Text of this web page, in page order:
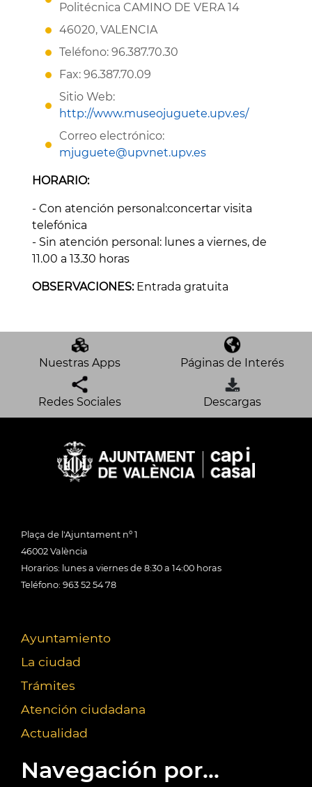
Politécnica CAMINO DE VERA 14
46020, VALENCIA
Teléfono: 96.387.70.30
Fax: 96.387.70.09
Sitio Web:
http://www.museojuguete.upv.es/
Correo electrónico:
mjuguete@upvnet.upv.es
HORARIO:
- Con atención personal:concertar visita
telefónica
- Sin atención personal: lunes a viernes, de
11.00 a 13.30 horas
OBSERVACIONES: Entrada gratuita
Nuestras Apps Páginas de Interés
Redes Sociales Descargas
Plaça de l'Ajuntament nº 1
46002 València
Horarios: lunes a viernes de 8:30 a 14:00 horas
Teléfono: 963 52 54 78
Ayuntamiento
La ciudad
Trámites
Atención ciudadana
Actualidad
Navegación por...